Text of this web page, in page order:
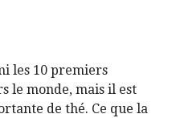
les 10 premiers
le monde, mais il est
de thé. Ce que la